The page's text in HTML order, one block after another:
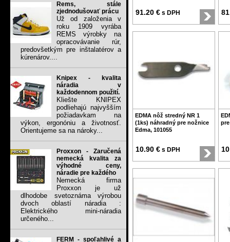
Rems, stále
zjednodušovať prácu
Už od založenia v
roku 1909 vyrába
REMS výrobky na
opracovávanie rúr,
predovšetkým pre inštalatérov a
kúrenárov....
Knipex - kvalita
náradia v
každodennom použití.
Kliešte KNIPEX
podliehajú najvyšším
požiadavkam na
výkon, ergonóniu a životnosť.
Orientujeme sa na nároky...
Proxxon - Zaručená
nemecká kvalita za
výhodné ceny,
náradie pre každého
Nemecká firma
Proxxon je už
dlhodobe svetoznáma výrobou
dvoch oblastí náradia :
Elektrického mini-náradia
určeného...
FERM - spoľahlivé a
91.20 € s DPH
EDMA nôž stredný NR 1
(1ks) náhradný pre nožnice
Edma, 101055
10.90 € s DPH